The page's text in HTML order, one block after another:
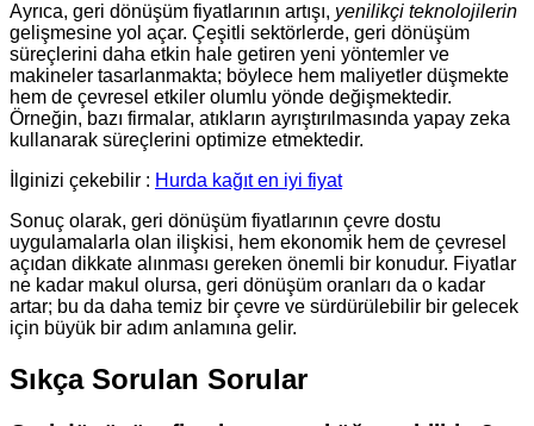
Ayrıca, geri dönüşüm fiyatlarının artışı, yenilikçi teknolojilerin
gelişmesine yol açar. Çeşitli sektörlerde, geri dönüşüm
süreçlerini daha etkin hale getiren yeni yöntemler ve
makineler tasarlanmakta; böylece hem maliyetler düşmekte
hem de çevresel etkiler olumlu yönde değişmektedir.
Örneğin, bazı firmalar, atıkların ayrıştırılmasında yapay zeka
kullanarak süreçlerini optimize etmektedir.
İlginizi çekebilir : Hurda kağıt en iyi fiyat
Sonuç olarak, geri dönüşüm fiyatlarının çevre dostu
uygulamalarla olan ilişkisi, hem ekonomik hem de çevresel
açıdan dikkate alınması gereken önemli bir konudur. Fiyatlar
ne kadar makul olursa, geri dönüşüm oranları da o kadar
artar; bu da daha temiz bir çevre ve sürdürülebilir bir gelecek
için büyük bir adım anlamına gelir.
Sıkça Sorulan Sorular